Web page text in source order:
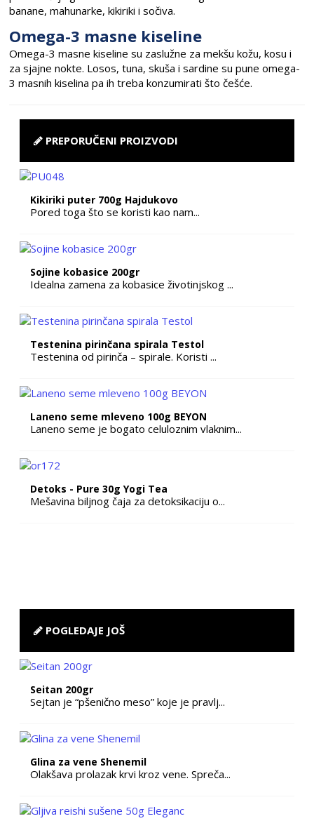
banane, mahunarke, kikiriki i sočiva.
Omega-3 masne kiseline
Omega-3 masne kiseline su zaslužne za mekšu kožu, kosu i
za sjajne nokte. Losos, tuna, skuša i sardine su pune omega-
3 masnih kiselina pa ih treba konzumirati što češće.
PREPORUČENI PROIZVODI
Kikiriki puter 700g Hajdukovo
Pored toga što se koristi kao nam...
Sojine kobasice 200gr
Idealna zamena za kobasice životinjskog ...
Testenina pirinčana spirala Testol
Testenina od pirinča – spirale. Koristi ...
Laneno seme mleveno 100g BEYON
Laneno seme je bogato celuloznim vlaknim...
Detoks - Pure 30g Yogi Tea
Mešavina biljnog čaja za detoksikaciju o...
POGLEDAJE JOŠ
Seitan 200gr
Sejtan je “pšenično meso” koje je pravlj...
Glina za vene Shenemil
Olakšava prolazak krvi kroz vene. Spreča...